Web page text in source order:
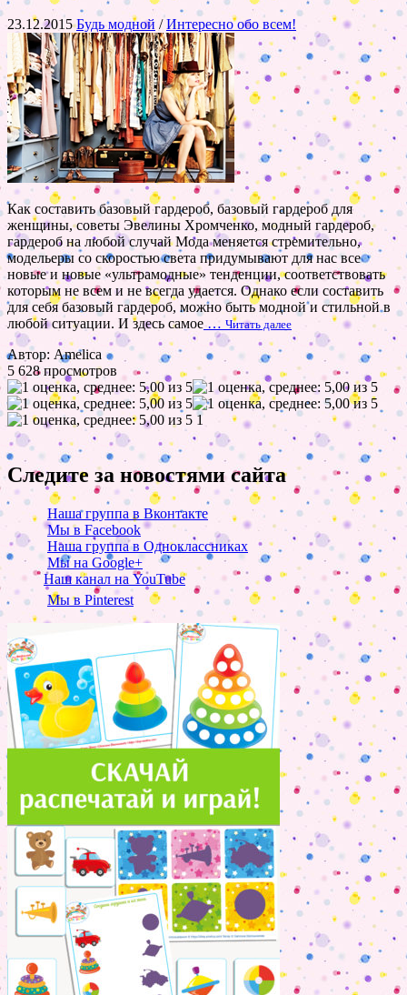
23.12.2015Будь модной /Интересно обо всем!
Как составить базовый гардероб, базовый гардероб для
женщины, советы Эвелины Хромченко, модный гардероб,
гардероб на любой случай Мода меняется стремительно,
модельеры со скоростью света придумывают для нас все
новые и новые «ультрамодные» тенденции, соответствовать
которым не всем и не всегда удается. Однако если составить
для себя базовый гардероб, можно быть модной и стильной в
любой ситуации. И здесь самое … Читать далее
Автор: Amelica
5 628 просмотров
1
Следите за новостями сайта
Наша группа в Вконтакте
Мы в Facebook
Наша группа в Одноклассниках
Мы на Google+
Наш канал на YouTube
Мы в Pinterest